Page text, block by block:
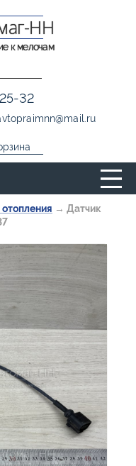
→ Датчик
НН
к мелочам
32
@mail.ru